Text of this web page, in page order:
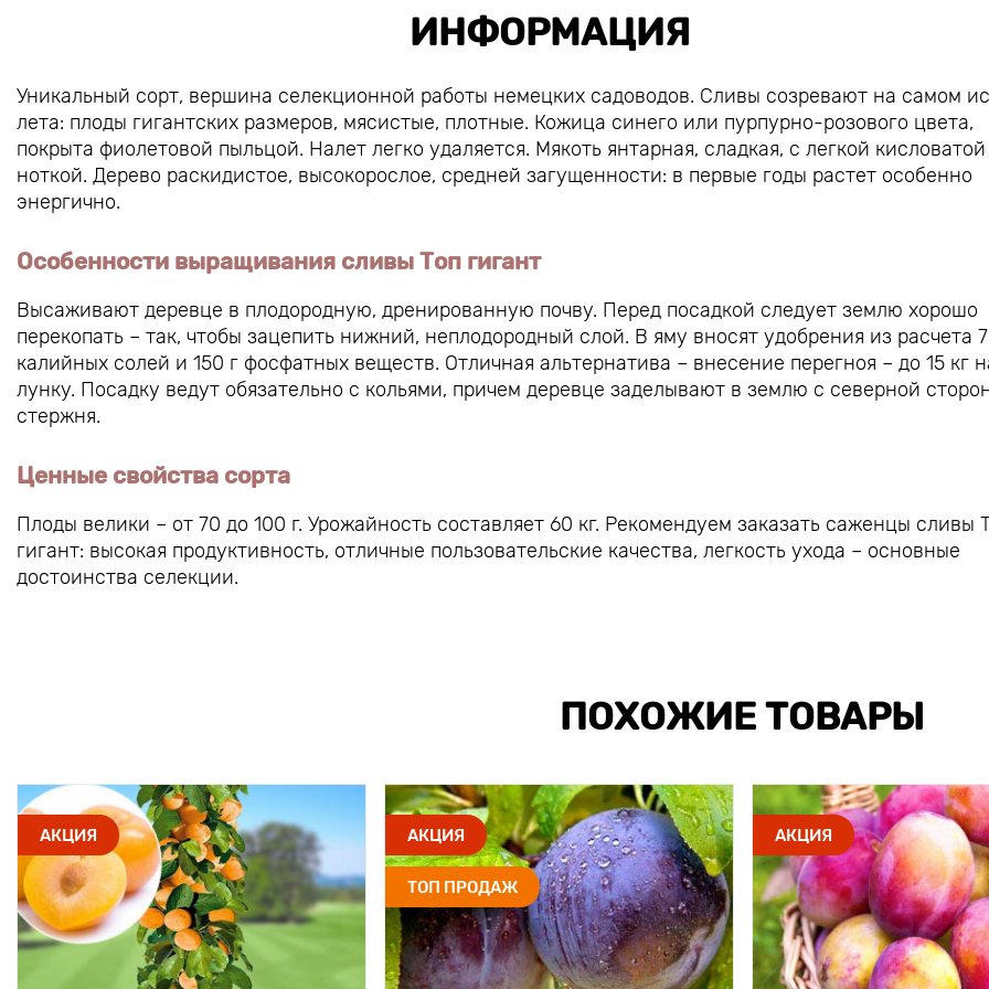
ИНФОРМАЦИЯ
Уникальный сорт, вершина селекционной работы немецких садоводов. Сливы созревают на самом
лета: плоды гигантских размеров, мясистые, плотные. Кожица синего или пурпурно-розового цвета,
покрыта фиолетовой пыльцой. Налет легко удаляется. Мякоть янтарная, сладкая, с легкой кисловатой
ноткой. Дерево раскидистое, высокорослое, средней загущенности: в первые годы растет особенно
энергично.
Особенности выращивания сливы Топ гигант
Высаживают деревце в плодородную, дренированную почву. Перед посадкой следует землю хорошо
перекопать – так, чтобы зацепить нижний, неплодородный слой. В яму вносят удобрения из расчета
калийных солей и 150 г фосфатных веществ. Отличная альтернатива – внесение перегноя – до 15 кг
лунку. Посадку ведут обязательно с кольями, причем деревце заделывают в землю с северной
стержня.
Ценные свойства сорта
Плоды велики – от 70 до 100 г. Урожайность составляет 60 кг. Рекомендуем заказать саженцы сливы
гигант: высокая продуктивность, отличные пользовательские качества, легкость ухода – основные
достоинства селекции.
ПОХОЖИЕ ТОВАРЫ
АКЦИЯ АКЦИЯ
ТОП ПРОДАЖ
АКЦИЯ